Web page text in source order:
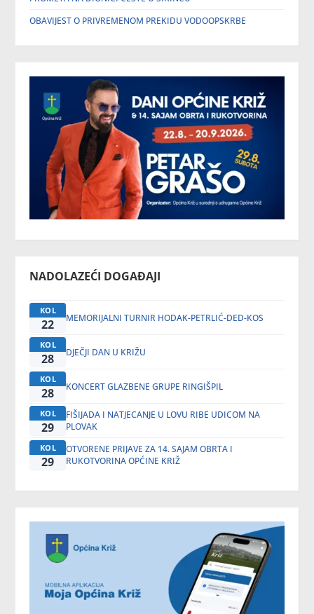
OBAVIJEST O PRIVREMENOM PREKIDU VODOOPSKRBE
NADOLAZEĆI DOGAĐAJI
KOL
22 MEMORIJALNI TURNIR HODAK-PETRLIĆ-DED-KOS
KOL
28 DJEČJI DAN U KRIŽU
KOL
28 KONCERT GLAZBENE GRUPE RINGIŠPIL
KOL
29
FIŠIJADA I NATJECANJE U LOVU RIBE UDICOM NA
PLOVAK
KOL
29
OTVORENE PRIJAVE ZA 14. SAJAM OBRTA I
RUKOTVORINA OPĆINE KRIŽ